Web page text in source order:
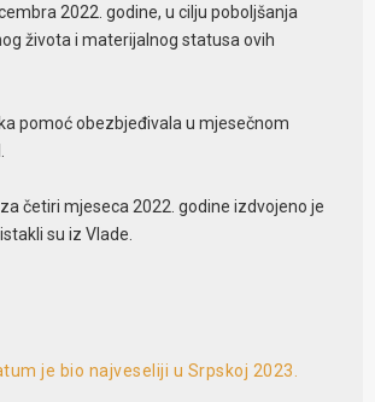
2022. godine, u cilju poboljšanja
života i materijalnog statusa ovih
pomoć obezbjeđivala u mjesečnom
četiri mjeseca 2022. godine izdvojeno je
su iz Vlade.
je bio najveseliji u Srpskoj 2023.